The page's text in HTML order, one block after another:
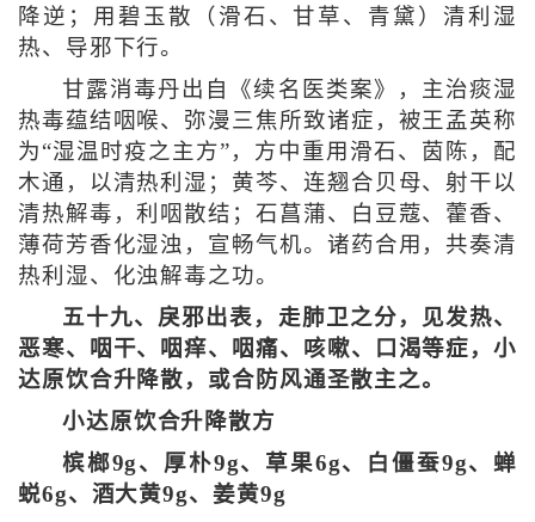
降逆；用碧玉散（滑石、甘草、青黛）清利湿
热、导邪下行。
甘露消毒丹出自《续名医类案》，主治痰湿
热毒蕴结咽喉、弥漫三焦所致诸症，被王孟英称
为“湿温时疫之主方”，方中重用滑石、茵陈，配
木通，以清热利湿；黄芩、连翘合贝母、射干以
清热解毒，利咽散结；石菖蒲、白豆蔻、藿香、
薄荷芳香化湿浊，宣畅气机。诸药合用，共奏清
热利湿、化浊解毒之功。
五十九、戾邪出表，走肺卫之分，见发热、
恶寒、咽干、咽痒、咽痛、咳嗽、口渴等症，小
达原饮合升降散，或合防风通圣散主之。
小达原饮合升降散方
槟榔9g、厚朴9g、草果6g、白僵蚕9g、蝉
蜕6g、酒大黄9g、姜黄9g